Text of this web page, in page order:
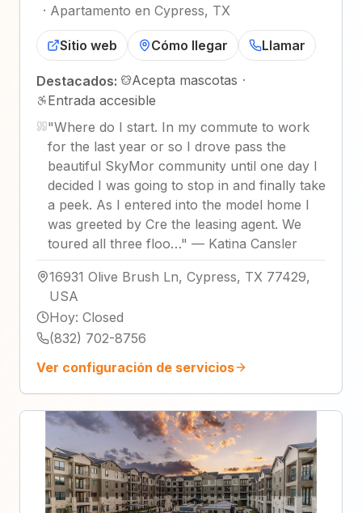
· Apartamento en Cypress, TX
Sitio web Cómo llegar Llamar
Destacados: Acepta mascotas ·
Entrada accesible
"Where do I start. In my commute to work
for the last year or so I drove pass the
beautiful SkyMor community until one day I
decided I was going to stop in and finally take
a peek. As I entered into the model home I
was greeted by Cre the leasing agent. We
toured all three floo…" — Katina Cansler
16931 Olive Brush Ln, Cypress, TX 77429,
USA
Hoy: Closed
(832) 702-8756
Ver configuración de servicios